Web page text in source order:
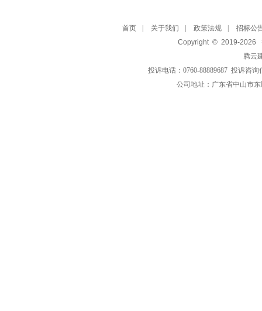
首页 关于我们 政策法规
招标公
Copyright © 2019-2026
腾云
投诉电话：0760-88889687 投诉咨
公司地址：广东省中山市